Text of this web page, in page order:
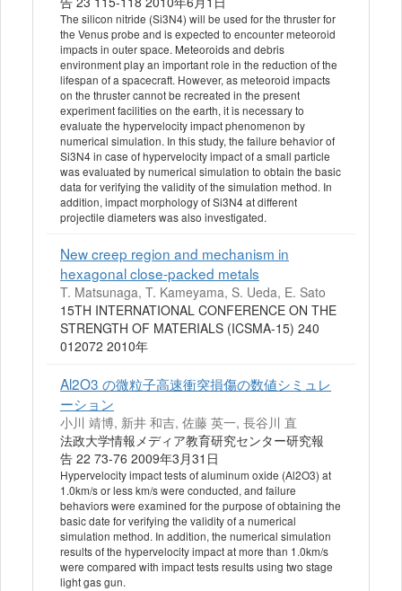
The silicon nitride (Si3N4) will be used for the thruster for
the Venus probe and is expected to encounter meteoroid
impacts in outer space. Meteoroids and debris
environment play an important role in the reduction of the
lifespan of a spacecraft. However, as meteoroid impacts
on the thruster cannot be recreated in the present
experiment facilities on the earth, it is necessary to
evaluate the hypervelocity impact phenomenon by
numerical simulation. In this study, the failure behavior of
Si3N4 in case of hypervelocity impact of a small particle
was evaluated by numerical simulation to obtain the basic
data for verifying the validity of the simulation method. In
addition, impact morphology of Si3N4 at different
projectile diameters was also investigated.
New creep region and mechanism in
hexagonal close-packed metals
T. Matsunaga, T. Kameyama, S. Ueda, E. Sato
15TH INTERNATIONAL CONFERENCE ON THE
STRENGTH OF MATERIALS (ICSMA-15) 240
012072 2010年
Al2O3 の微粒子高速衝突損傷の数値シミュレ
ーション
小川 靖博, 新井 和吉, 佐藤 英一, 長谷川 直
法政大学情報メディア教育研究センター研究報
告 22 73-76 2009年3月31日
Hypervelocity impact tests of aluminum oxide (Al2O3) at
1.0km/s or less km/s were conducted, and failure
behaviors were examined for the purpose of obtaining the
basic date for verifying the validity of a numerical
simulation method. In addition, the numerical simulation
results of the hypervelocity impact at more than 1.0km/s
were compared with impact tests results using two stage
light gas gun.